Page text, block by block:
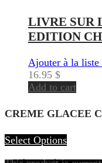
LIVRE SUR
EDITION
Ajouter à la liste
16.95 $
Add to cart
CREME GLACEE
Select Options